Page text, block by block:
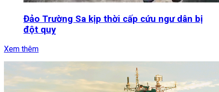
Đảo Trường Sa kịp thời cấp cứu ngư dân bị
đột quỵ
Xem thêm